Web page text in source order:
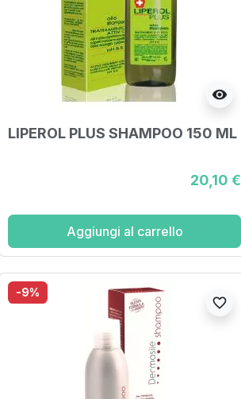
visibility
LIPEROL PLUS SHAMPOO 150 ML
20,10 €
Aggiungi al carrello
-9%
favorite_border